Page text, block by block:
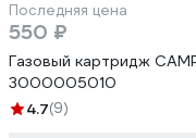
Последняя цена
550 ₽
Газовый картридж
3000005010
4.7(9)